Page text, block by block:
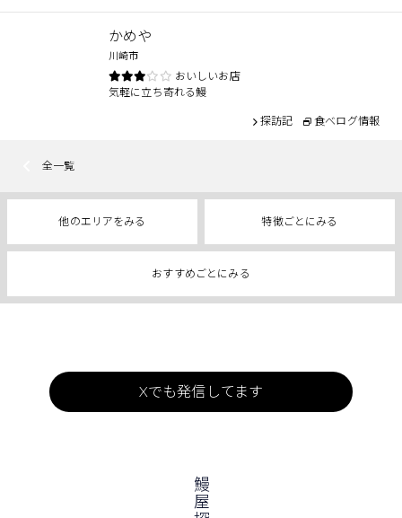
かめや
川崎市
おいしいお店
気軽に立ち寄れる鰻
探訪記 食べログ情報
全一覧
他のエリアをみる 特徴ごとにみる
おすすめごとにみる
Xでも発信してます